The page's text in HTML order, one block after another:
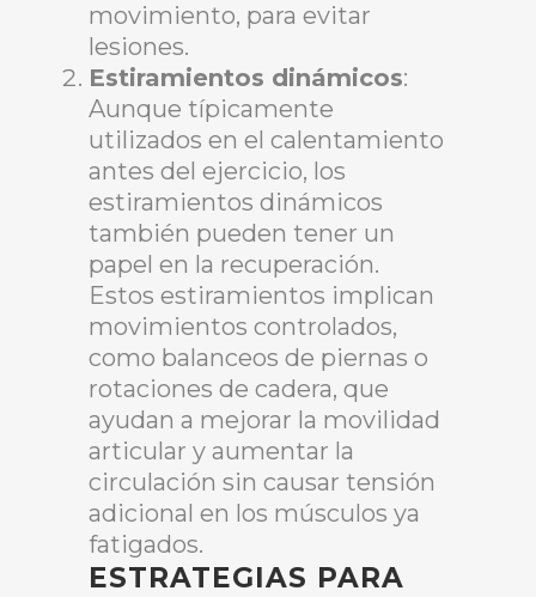
movimiento, para evitar
lesiones.
Estiramientos dinámicos:
Aunque típicamente
utilizados en el calentamiento
antes del ejercicio, los
estiramientos dinámicos
también pueden tener un
papel en la recuperación.
Estos estiramientos implican
movimientos controlados,
como balanceos de piernas o
rotaciones de cadera, que
ayudan a mejorar la movilidad
articular y aumentar la
circulación sin causar tensión
adicional en los músculos ya
fatigados.
ESTRATEGIAS PARA